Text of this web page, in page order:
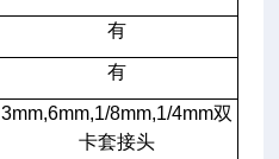
有
有
3mm,6mm,1/8mm,1/4mm双
卡套接头